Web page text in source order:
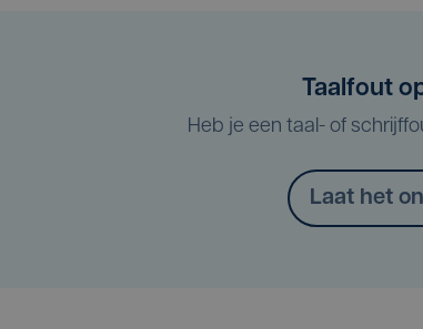
Taalfout
Heb je een taal- of
Laat het